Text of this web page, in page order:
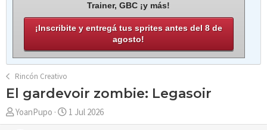
Trainer, GBC ¡y más!
¡Inscribite y entregá tus sprites antes del 8 de
agosto!
Rincón Creativo
El gardevoir zombie: Legasoir
A
u
YoanPupo
F
e
1 Jul 2026